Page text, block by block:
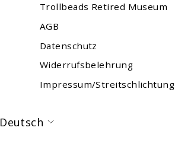
Trollbeads Retired Museum
AGB
Datenschutz
Widerrufsbelehrung
Impressum/Streitschlichtung
Sprache
Deutsch